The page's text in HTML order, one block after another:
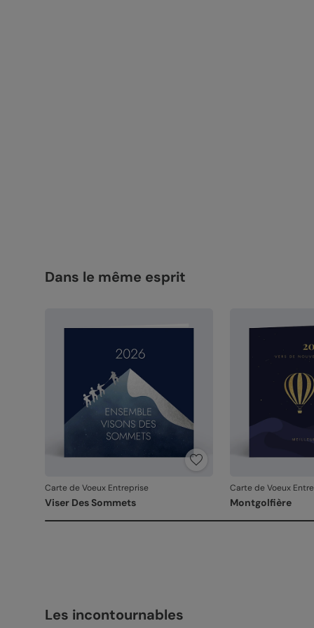
Dans le même esprit
Carte de Voeux Entreprise
Viser Des Sommets
Carte de Voeux
Montgolfière
Les incontournables